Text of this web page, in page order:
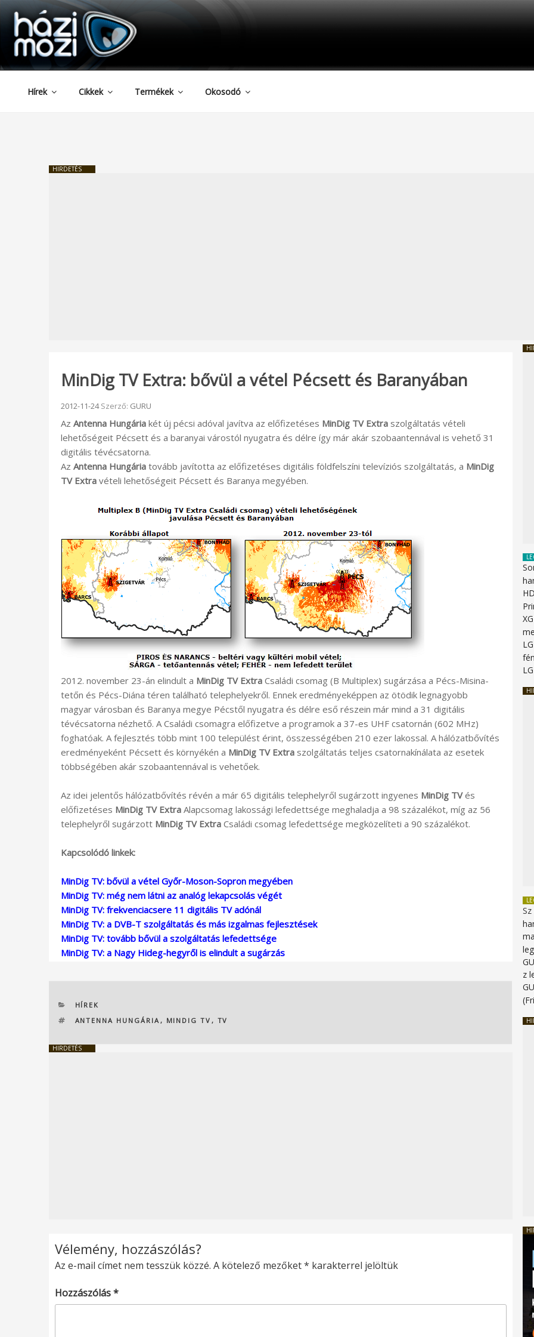
Tartalomhoz
HAZIMOZI
Hírek Cikkek Termékek Okosodó
HIRDETÉS
MinDig TV Extra: bővül a vétel Pécsett és Baranyában
Beküldve:
2012-11-24Szerző: GURU
Az Antenna Hungária két új pécsi adóval javítva az előfizetéses MinDig TV Extra szolgáltatás vételi
lehetőségeit Pécsett és a baranyai várostól nyugatra és délre így már akár szobaantennával is vehető 31
digitális tévécsatorna.
Az Antenna Hungária tovább javította az előfizetéses digitális földfelszíni televíziós szolgáltatás, a MinDig
TV Extra vételi lehetőségeit Pécsett és Baranya megyében.
2012. november 23-án elindult a MinDig TV Extra Családi csomag (B Multiplex) sugárzása a Pécs-Misina-
tetőn és Pécs-Diána téren található telephelyekről. Ennek eredményeképpen az ötödik legnagyobb
magyar városban és Baranya megye Pécstől nyugatra és délre eső részein már mind a 31 digitális
tévécsatorna nézhető. A Családi csomagra előfizetve a programok a 37-es UHF csatornán (602 MHz)
foghatóak. A fejlesztés több mint 100 települést érint, összességében 210 ezer lakossal. A hálózatbővítés
eredményeként Pécsett és környékén a MinDig TV Extra szolgáltatás teljes csatornakínálata az esetek
többségében akár szobaantennával is vehetőek.
Az idei jelentős hálózatbővítés révén a már 65 digitális telephelyről sugárzott ingyenes MinDig TVés
előfizetéses MinDig TV Extra Alapcsomag lakossági lefedettsége meghaladja a 98 százalékot, míg az 56
telephelyről sugárzott MinDig TV Extra Családi csomag lefedettsége megközelíteti a 90 százalékot.
Kapcsolódó linkek:
MinDig TV: bővül a vétel Győr-Moson-Sopron megyében
MinDig TV: még nem látni az analóg lekapcsolás végét
MinDig TV: frekvenciacsere 11 digitális TV adónál
MinDig TV: a DVB-T szolgáltatás és más izgalmas fejlesztések
MinDig TV: tovább bővül a szolgáltatás lefedettsége
MinDig TV: a Nagy Hideg-hegyről is elindult a sugárzás
KATEGÓRIÁK
HÍREK
CÍMKÉK
ANTENNA HUNGÁRIA , MINDIG TV , TV
HIRDETÉS
Vélemény, hozzászólás?
Az e-mail címet nem tesszük közzé. A kötelező mezőket* karakterrel jelöltük
Hozzászólás*
z